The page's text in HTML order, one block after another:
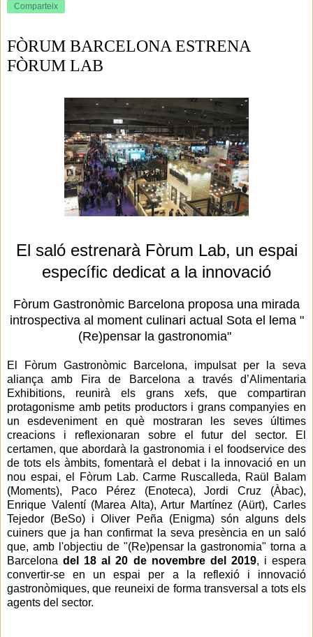
Comparteix
FÒRUM BARCELONA ESTRENA
FÒRUM LAB
El saló estrenarà Fòrum Lab, un espai
específic dedicat a la innovació
Fòrum Gastronòmic Barcelona proposa una mirada
introspectiva al moment culinari actual Sota el lema "
(Re)pensar la gastronomia"
El Fòrum Gastronòmic Barcelona, impulsat per la seva
aliança amb Fira de Barcelona a través d’Alimentaria
Exhibitions, reunirà els grans xefs, que compartiran
protagonisme amb petits productors i grans companyies en
un esdeveniment en què mostraran les seves últimes
creacions i reflexionaran sobre el futur del sector. El
certamen, que abordarà la gastronomia i el foodservice des
de tots els àmbits, fomentarà el debat i la innovació en un
nou espai, el Fòrum Lab. Carme Ruscalleda, Raül Balam
(Moments), Paco Pérez (Enoteca), Jordi Cruz (Àbac),
Enrique Valentí (Marea Alta), Artur Martínez (Aürt), Carles
Tejedor (BeSo) i Oliver Peña (Enigma) són alguns dels
cuiners que ja han confirmat la seva presència en un saló
que, amb l'objectiu de "(Re)pensar la gastronomia" torna a
Barcelonadel 18 al 20 de novembre del 2019, i espera
convertir-se en un espai per a la reflexió i innovació
gastronòmiques, que reuneixi de forma transversal a tots els
agents del sector.